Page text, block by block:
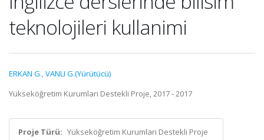
teknolojileri kullanimi
ERKAN G.,VANLI G.(Yürütücü)
Yükseköğretim Kurumları Destekli Proje, 2017 - 2017
Proje Türü: Yükseköğretim Kurumları Destekli Proje